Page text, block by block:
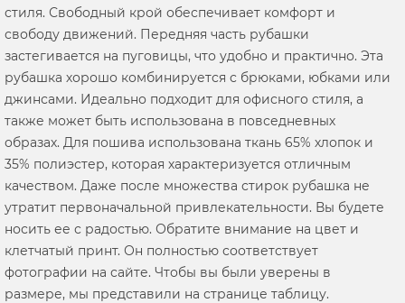
стиля. Свободный крой обеспечивает комфорт и
свободу движений. Передняя часть рубашки
застегивается на пуговицы, что удобно и практично. Эта
рубашка хорошо комбинируется с брюками, юбками или
джинсами. Идеально подходит для офисного стиля, а
также может быть использована в повседневных
образах. Для пошива использована ткань 65% хлопок и
35% полиэстер, которая характеризуется отличным
качеством. Даже после множества стирок рубашка не
утратит первоначальной привлекательности. Вы будете
носить ее с радостью. Обратите внимание на цвет и
клетчатый принт. Он полностью соответствует
фотографии на сайте. Чтобы вы были уверены в
размере, мы представили на странице таблицу.